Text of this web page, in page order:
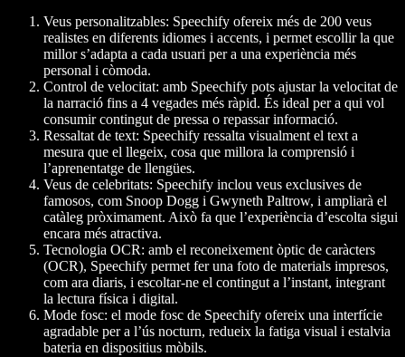
Veus personalitzables: Speechify ofereix més de 200 veus
realistes en diferents idiomes i accents, i permet escollir la que
millor s’adapta a cada usuari per a una experiència més
personal i còmoda.
Control de velocitat: amb Speechify pots ajustar la velocitat de
la narració fins a 4 vegades més ràpid. És ideal per a qui vol
consumir contingut de pressa o repassar informació.
Ressaltat de text: Speechify ressalta visualment el text a
mesura que el llegeix, cosa que millora la comprensió i
l’aprenentatge de llengües.
Veus de celebritats: Speechify inclou veus exclusives de
famosos, com Snoop Dogg i Gwyneth Paltrow, i ampliarà el
catàleg pròximament. Això fa que l’experiència d’escolta sigui
encara més atractiva.
Tecnologia OCR: amb el reconeixement òptic de caràcters
(OCR), Speechify permet fer una foto de materials impresos,
com ara diaris, i escoltar-ne el contingut a l’instant, integrant
la lectura física i digital.
Mode fosc: el mode fosc de Speechify ofereix una interfície
agradable per a l’ús nocturn, redueix la fatiga visual i estalvia
bateria en dispositius mòbils.